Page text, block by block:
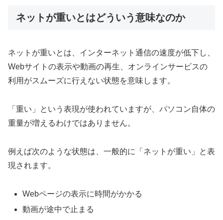
ネットが重いとはどういう意味なのか
ネットが重いとは、インターネット通信の速度が低下し、
Webサイトの表示や動画の再生、オンラインサービスの
利用がスムーズに行えない状態を意味します。
「重い」という表現が使われていますが、パソコン自体の
重量が増えるわけではありません。
例えば次のような状態は、一般的に「ネットが重い」と表
現されます。
Webページの表示に時間がかかる
動画が途中で止まる